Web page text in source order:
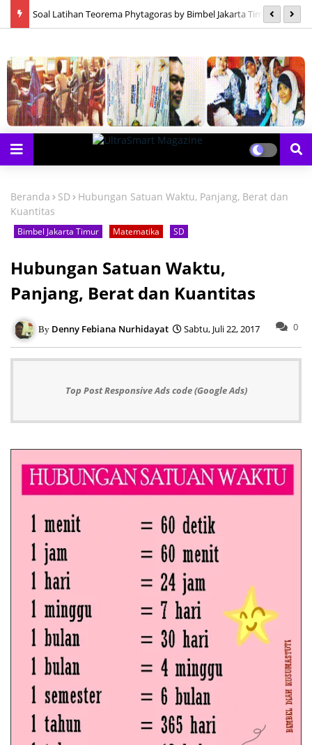
Soal Latihan Teorema Phytagoras by Bimbel Jakarta Timur
Beranda SD
Hubungan Satuan Waktu, Panjang, Berat dan
Kuantitas
Bimbel Jakarta Timur Matematika SD
Hubungan Satuan Waktu,
Panjang, Berat dan Kuantitas
Denny Febiana Nurhidayat Sabtu, Juli 22, 2017 0
Top Post Responsive Ads code (Google Ads)